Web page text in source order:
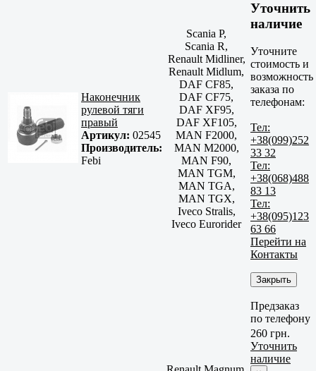
Наконечник
рулевой тяги
правый
Артикул: 02545
Производитель:
Febi
Scania P,
Scania R,
Renault Midliner,
Renault Midlum,
DAF CF85,
DAF CF75,
DAF XF95,
DAF XF105,
MAN F2000,
MAN M2000,
MAN F90,
MAN TGM,
MAN TGA,
MAN TGX,
Iveco Stralis,
Iveco Eurorider
Уточнить
наличие
Уточните
стоимость и
возможность
заказа по
телефонам:
Тел:
+38(099)252
33 32
Тел:
+38(068)488
83 13
Тел:
+38(095)123
63 66
Перейти на
Контакты
Закрыть
Предзаказ
по телефону
260 грн.
Уточнить
наличие